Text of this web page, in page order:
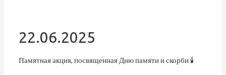
22.06.2025
Памятная акция, посвященная Дню памяти и скорби 🕯️